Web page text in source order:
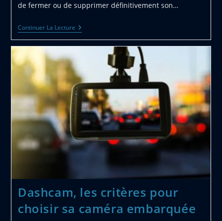
de fermer ou de supprimer définitivement son…
Continuer La LectureProcedure
De
Compte
Microsoft
Dashcam, les critères pour
choisir sa caméra embarquée